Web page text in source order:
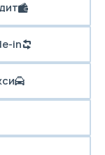
in